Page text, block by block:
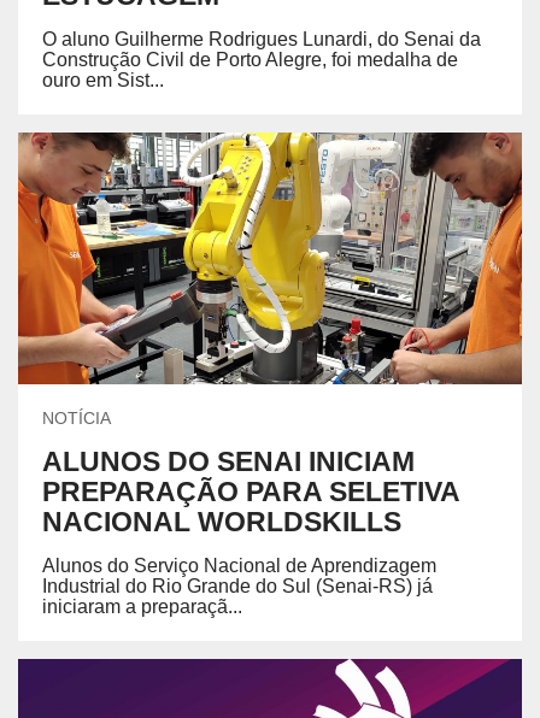
O aluno Guilherme Rodrigues Lunardi, do Senai da
Construção Civil de Porto Alegre, foi medalha de
ouro em Sist...
NOTÍCIA
ALUNOS DO SENAI INICIAM
PREPARAÇÃO PARA SELETIVA
NACIONAL WORLDSKILLS
Alunos do Serviço Nacional de Aprendizagem
Industrial do Rio Grande do Sul (Senai-RS) já
iniciaram a preparaçã...